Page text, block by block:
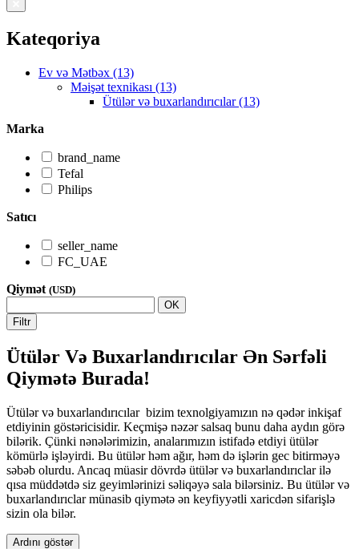
Kateqoriya
Ev və Mətbəx (13)
Məişət texnikası (13)
Ütülər və buxarlandırıcılar (13)
Marka
brand_name
Tefal
Philips
Satıcı
seller_name
FC_UAE
Qiymət (USD)
OK
Filtr
Ütülər Və Buxarlandırıcılar Ən Sərfəli
Qiymətə Burada!
Ütülər və buxarlandırıcılar bizim texnolgiyamızın nə qədər inkişaf
etdiyinin göstəricisidir. Keçmişə nəzər salsaq bunu daha aydın görə
bilərik. Çünki nənələrimizin, analarımızın istifadə etdiyi ütülər
kömürlə işləyirdi. Bu ütülər həm ağır, həm də işlərin gec bitirməyə
səbəb olurdu. Ancaq müasir dövrdə ütülər və buxarlandırıclar ilə
qısa müddətdə siz geyimlərinizi səliqəyə sala bilərsiniz. Bu ütülər və
buxarlandırıclar münasib qiymətə ən keyfiyyətli xaricdən sifarişlə
sizin ola bilər.
Ardını göstər